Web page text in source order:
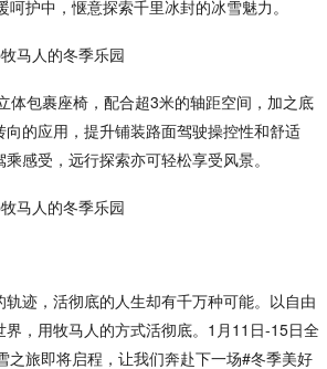
护中，惬意探索千里冰封的冰雪魅力。
体包裹座椅，配合超3米的轴距空间，加之底
的应用，提升铺装路面驾驶操控性和舒适
感受，远行探索亦可轻松享受风景。
迹，活彻底的人生却有千万种可能。以自由
，用牧马人的方式活彻底。1月11日-15日全
之旅即将启程，让我们奔赴下一场#冬季美好